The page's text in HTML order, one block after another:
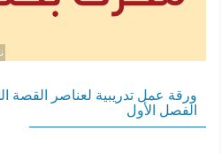
ورقة عمل تدريبية لعناصر القصة
الفصل الأول